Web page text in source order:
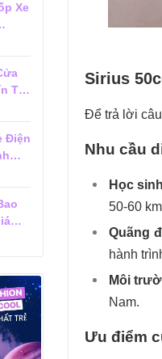
Sirius
Để trả lời
Nhu cầu
Học
50-60
Quãng
hành
Môi
Nam.
Ưu điểm
Xe
Tại
Điện